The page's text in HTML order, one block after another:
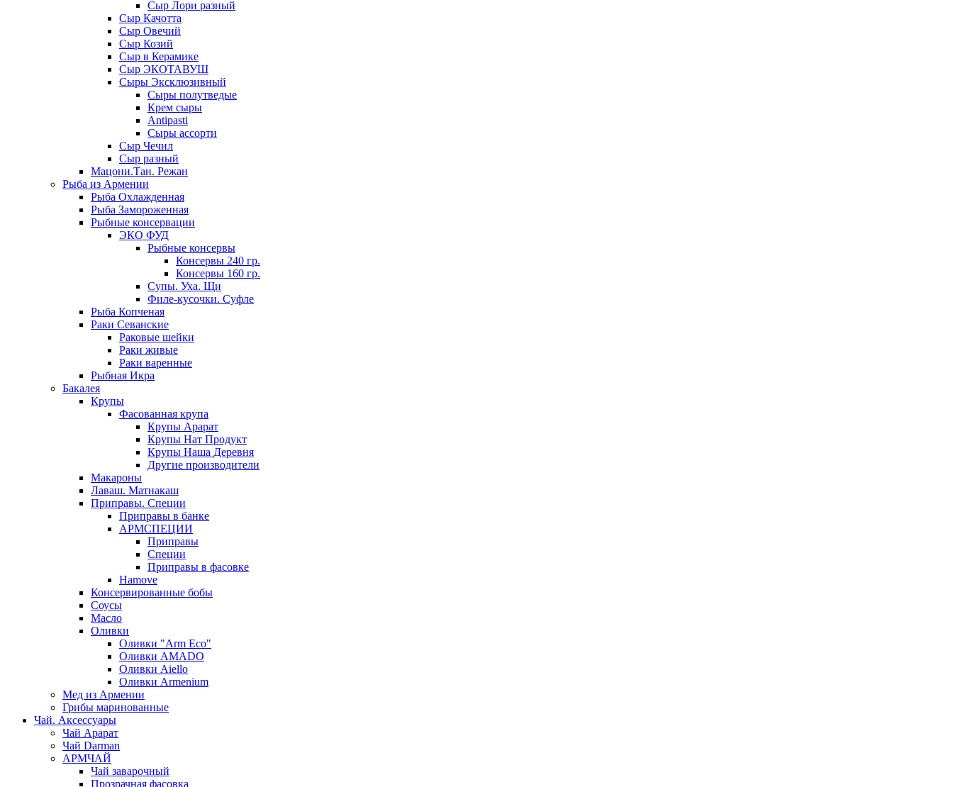
Сыр Лори разный
Сыр Качотта
Сыр Овечий
Сыр Козий
Сыр в Керамике
Сыр ЭКОТАВУШ
Сыры Эксклюзивный
Сыры полутведые
Крем сыры
Antipasti
Сыры ассорти
Сыр Чечил
Сыр разный
Мацони.Тан. Режан
Рыба из Армении
Рыба Охлажденная
Рыба Замороженная
Рыбные консервации
ЭКО ФУД
Рыбные консервы
Консервы 240 гр.
Консервы 160 гр.
Супы. Уха. Щи
Филе-кусочки. Суфле
Рыба Копченая
Раки Севанские
Раковые шейки
Раки живые
Раки варенные
Рыбная Икра
Бакалея
Крупы
Фасованная крупа
Крупы Арарат
Крупы Нат Продукт
Крупы Наша Деревня
Другие производители
Макароны
Лаваш. Матнакаш
Приправы. Специи
Приправы в банке
АРМСПЕЦИИ
Приправы
Специи
Приправы в фасовке
Hamove
Консервированные бобы
Соусы
Масло
Оливки
Оливки "Arm Eco"
Оливки AMADO
Оливки Aiello
Оливки Armenium
Мед из Армении
Грибы маринованные
Чай. Аксессуары
Чай Арарат
Чай Darman
АРМЧАЙ
Чай заварочный
Прозрачная фасовка